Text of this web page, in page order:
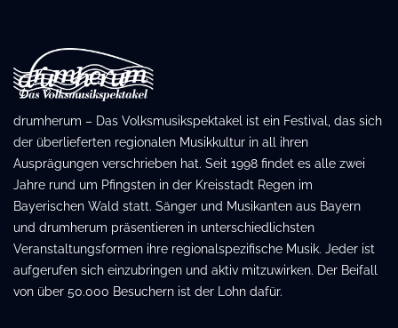
drumherum – Das Volksmusikspektakel ist ein Festival, das sich
der überlieferten regionalen Musikkultur in all ihren
Ausprägungen verschrieben hat. Seit 1998 findet es alle zwei
Jahre rund um Pfingsten in der Kreisstadt Regen im
Bayerischen Wald statt. Sänger und Musikanten aus Bayern
und drumherum präsentieren in unterschiedlichsten
Veranstaltungsformen ihre regionalspezifische Musik. Jeder ist
aufgerufen sich einzubringen und aktiv mitzuwirken. Der Beifall
von über 50.000 Besuchern ist der Lohn dafür.